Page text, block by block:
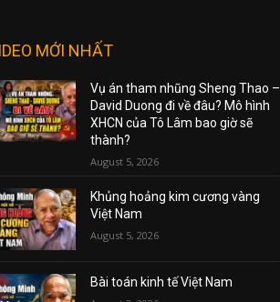
MỚI NHẤT
Vụ án tham nhũng Sheng Thao –
David Duong đi về đâu? Mô hình
XHCN của Tô Lâm bao giờ sẽ
thành?
August 5, 2026
Khủng hoảng kim cương vàng
Việt Nam
August 5, 2026
Bài toán kinh tế Việt Nam